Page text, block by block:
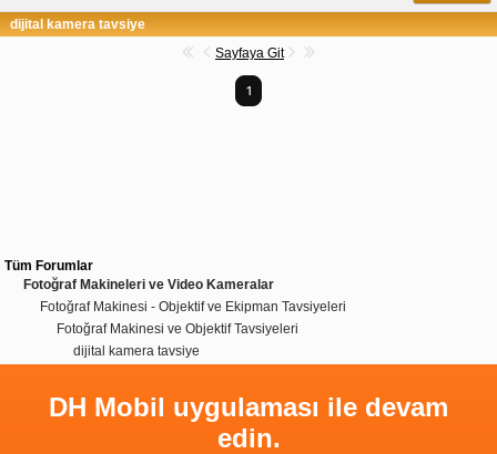
dijital kamera tavsiye
Sayfaya Git
1
Tüm Forumlar
Fotoğraf Makineleri ve Video Kameralar
Fotoğraf Makinesi - Objektif ve Ekipman Tavsiyeleri
Fotoğraf Makinesi ve Objektif Tavsiyeleri
dijital kamera tavsiye
DH Mobil uygulaması ile devam
edin.